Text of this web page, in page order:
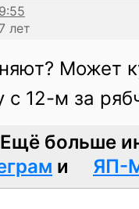
лет
Может
12-м за
больше
и ЯП-